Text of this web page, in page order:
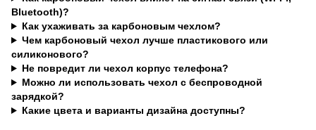
Bluetooth)?
Как ухаживать за карбоновым чехлом?
Чем карбоновый чехол лучше пластикового или
силиконового?
Не повредит ли чехол корпус телефона?
Можно ли использовать чехол с беспроводной
зарядкой?
Какие цвета и варианты дизайна доступны?